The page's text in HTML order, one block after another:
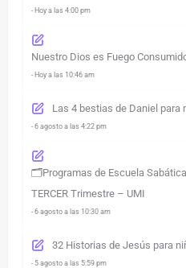
- Hoy a las 4:00 pm
Nuestro Dios es Fuego
- Hoy a las 10:46 am
Las 4 bestias de Daniel para
- 6 agosto a las 4:22 pm
🗂️Programas de Escuela
TERCER Trimestre – UMI
- 6 agosto a las 10:30 am
32 Historias de Jesús para
- 5 agosto a las 5:59 pm